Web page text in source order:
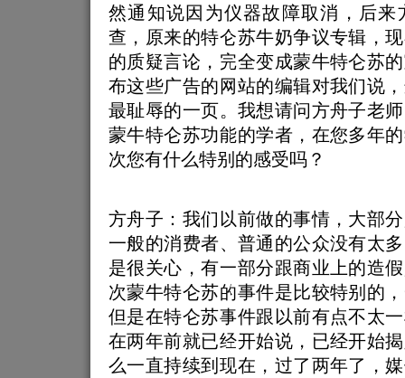
然通知说因为仪器故障取消，后来
查，原来的特仑苏牛奶争议专辑，
的质疑言论，完全变成蒙牛特仑苏
布这些广告的网站的编辑对我们说
最耻辱的一页。我想请问方舟子老
蒙牛特仑苏功能的学者，在您多年
次您有什么特别的感受吗？
方舟子：我们以前做的事情，大部
一般的消费者、普通的公众没有太
是很关心，有一部分跟商业上的造
次蒙牛特仑苏的事件是比较特别的
但是在特仑苏事件跟以前有点不太
在两年前就已经开始说，已经开始
么一直持续到现在，过了两年了，